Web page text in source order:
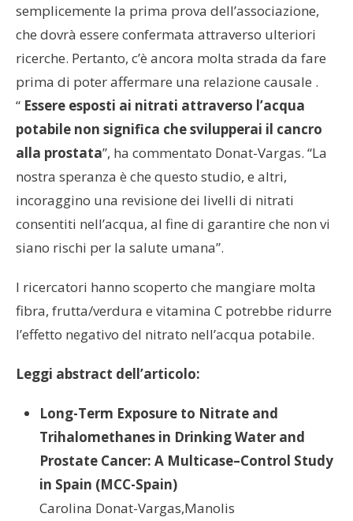
semplicemente la prima prova dell’associazione,
che dovrà essere confermata attraverso ulteriori
ricerche. Pertanto, c’è ancora molta strada da fare
prima di poter affermare una relazione causale .
“ Essere esposti ai nitrati attraverso l’acqua
potabile non significa che svilupperai il cancro
alla prostata”, ha commentato Donat-Vargas. “La
nostra speranza è che questo studio, e altri,
incoraggino una revisione dei livelli di nitrati
consentiti nell’acqua, al fine di garantire che non vi
siano rischi per la salute umana”.
I ricercatori hanno scoperto che mangiare molta
fibra, frutta/verdura e vitamina C potrebbe ridurre
l’effetto negativo del nitrato nell’acqua potabile.
Leggi abstract dell’articolo:
Long-Term Exposure to Nitrate and
Trihalomethanes in Drinking Water and
Prostate Cancer: A Multicase–Control Study
in Spain (MCC-Spain)
Carolina Donat-Vargas,Manolis